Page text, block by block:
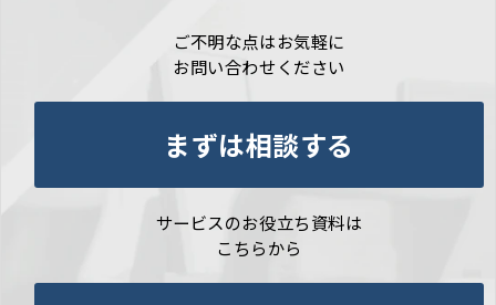
ご不明な点はお気軽に
お問い合わせください
まずは相談する
サービスのお役立ち資料は
こちらから